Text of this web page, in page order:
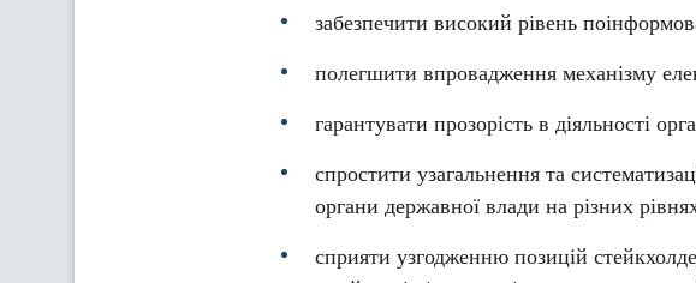
забезпечити високий рівень
полегшити впровадження механізму
гарантувати прозорість в діяльності
спростити узагальнення та
органи державної влади на різних
сприяти узгодженню позицій